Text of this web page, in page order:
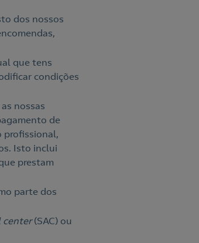
dos nossos
que tens
condições
nossas
de
profissional,
Isto inclui
prestam
parte dos
center(SAC) ou